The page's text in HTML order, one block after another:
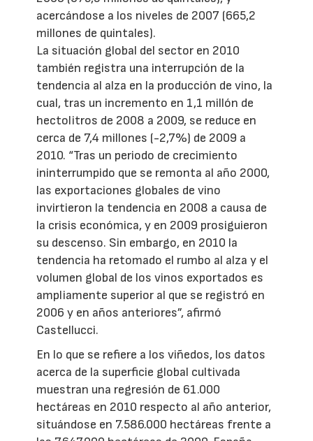
acercándose a los niveles de 2007 (665,2
millones de quintales).
La situación global del sector en 2010
también registra una interrupción de la
tendencia al alza en la producción de vino, la
cual, tras un incremento en 1,1 millón de
hectolitros de 2008 a 2009, se reduce en
cerca de 7,4 millones (-2,7%) de 2009 a
2010. “Tras un periodo de crecimiento
ininterrumpido que se remonta al año 2000,
las exportaciones globales de vino
invirtieron la tendencia en 2008 a causa de
la crisis económica, y en 2009 prosiguieron
su descenso. Sin embargo, en 2010 la
tendencia ha retomado el rumbo al alza y el
volumen global de los vinos exportados es
ampliamente superior al que se registró en
2006 y en años anteriores”, afirmó
Castellucci.
En lo que se refiere a los viñedos, los datos
acerca de la superficie global cultivada
muestran una regresión de 61.000
hectáreas en 2010 respecto al año anterior,
situándose en 7.586.000 hectáreas frente a